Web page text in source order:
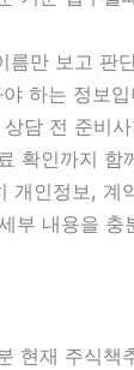
름만 보고 판
하는 정보
담 전 준비
확인까지 함
개인정보, 계
부 내용을 충
현재 주식책